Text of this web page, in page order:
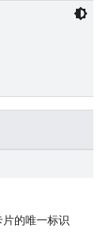
的唯一标识